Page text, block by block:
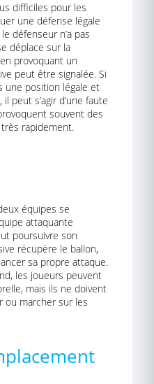
difficiles pour les
une défense légale
défenseur n’a pas
déplace sur la
provoquant un
peut être signalée. Si
une position légale et
peut s’agir d’une faute
souvent des
rapidement.
équipes se
attaquante
poursuivre son
récupère le ballon,
sa propre attaque.
les joueurs peuvent
mais ils ne doivent
ou marcher sur les